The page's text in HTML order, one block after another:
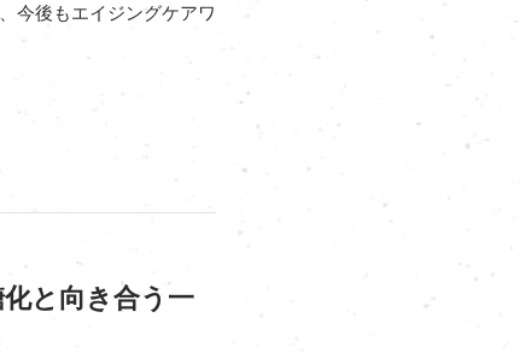
今後もエイジングケアワ
と向き合う一